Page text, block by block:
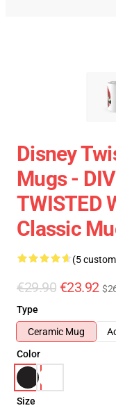
Disney
Mugs -
TWISTED
Classic
(5
€29.90 €23.92
Type
Ceramic Mug
Color
Size